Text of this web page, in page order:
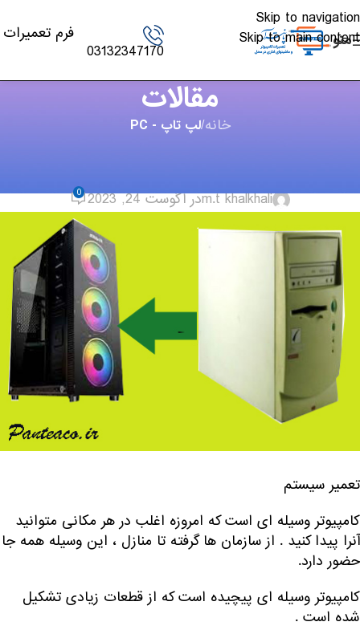
Skip to navigation
Skip to main content
منو
03132347170
فرم تعمیرات
مقالات
خانه/لپ تاپ - PC
m.t khalkhaliدر آگوست 24, 2023 0
تعمیر سیستم
کامپیوتر وسیله ای است که امروزه اغلب در هر مکانی متوانید
آنرا پیدا کنید . از سازمان ها گرفته تا منازل ، این وسیله همه جا
حضور دارد.
کامپیوتر وسیله ای پیچیده است که از قطعات زیادی تشکیل
شده است .